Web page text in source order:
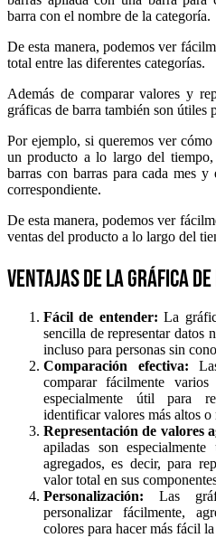
barra con el nombre de la categoría.
De esta manera, podemos ver
total entre las diferentes categorías.
Además de comparar valores y
gráficas de barra también son útiles
Por ejemplo, si queremos ver
un producto a lo largo del
barras con barras para cada mes
correspondiente.
De esta manera, podemos ver
ventas del producto a lo largo del
Ventajas de la gráfica
Fácil de entender: La
sencilla de representar datos
incluso para personas sin
Comparación efectiva:
comparar fácilmente
especialmente útil para
identificar valores más altos o
Representación de valores
apiladas son
agregados, es decir, para
valor total en sus
Personalización: Las
personalizar fácilmente,
colores para hacer más fácil